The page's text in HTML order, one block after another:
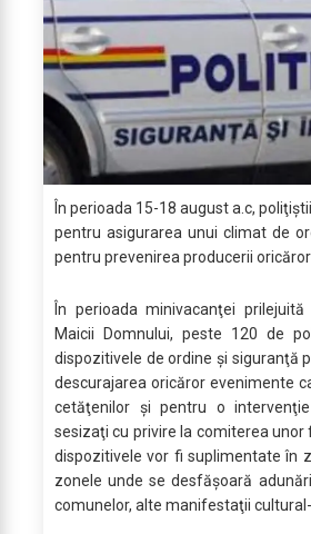
În perioada 15-18 august a.c,
pentru asigurarea unui climat de
pentru prevenirea producerii
În perioada minivacanţei
Maicii Domnului, peste 120 de
dispozitivele de ordine şi siguranţă
descurajarea oricăror evenimente
cetăţenilor şi pentru o
sesizaţi cu privire la comiterea
dispozitivele vor fi suplimentate în
zonele unde se desfăşoară
comunelor, alte manifestaţii